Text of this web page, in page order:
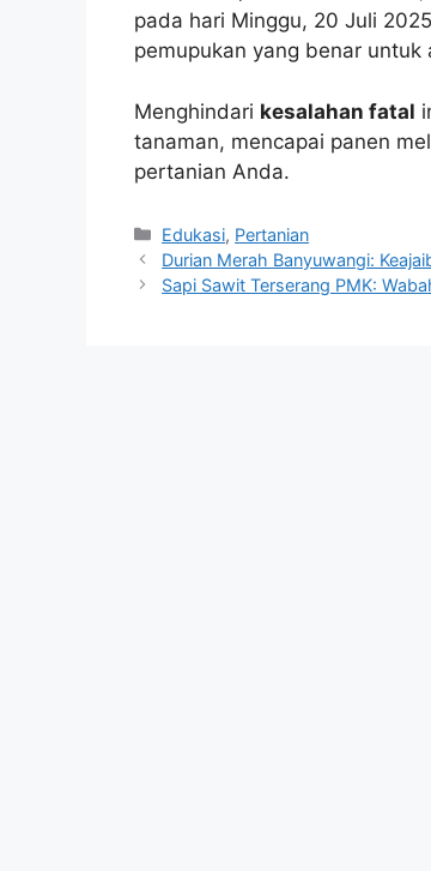
pada hari Minggu, 20 Juli
pemupukan yang benar untuk
Menghindari kesalahan fatal
tanaman, mencapai panen
pertanian Anda.
Kategori
Edukasi, Pertanian
Durian Merah Banyuwangi:
Sapi Sawit Terserang PMK: